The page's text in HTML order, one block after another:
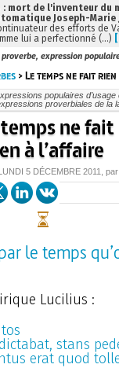
expression
> Le temps ne fait
populaires d’usage
proverbiales de la
ne fait
à l’affaire
5 DÉCEMBRE 2011 ,
le temps
Lucilius :
stans
erat quod
: mort de l'inventeur du
Joseph-Marie
des efforts de
lui a perfectionné (…)